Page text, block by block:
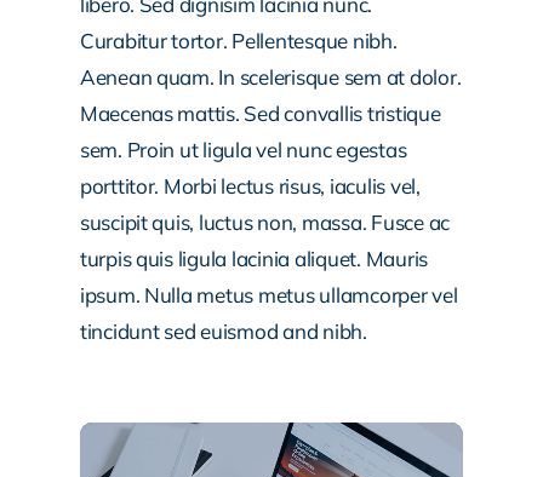
Curabitur tortor. Pellentesque nibh.
Aenean quam. In scelerisque sem at dolor.
Maecenas mattis. Sed convallis tristique
sem. Proin ut ligula vel nunc egestas
porttitor. Morbi lectus risus, iaculis vel,
suscipit quis, luctus non, massa. Fusce ac
turpis quis ligula lacinia aliquet. Mauris
ipsum. Nulla metus metus ullamcorper vel
tincidunt sed euismod and nibh.